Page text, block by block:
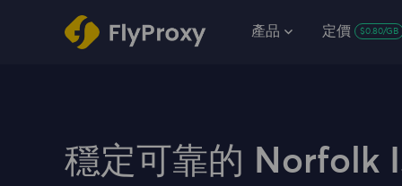
產品 定價 $0.80/GB
穩定可靠的 Norfolk